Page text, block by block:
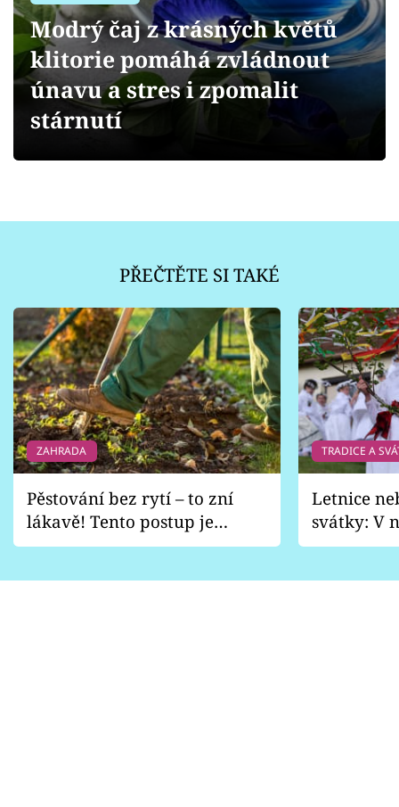
Přihlášení
Sledujte nás
Modrý čaj z krásných květů
klitorie pomáhá zvládnout
únavu a stres i zpomalit
stárnutí
PŘEČTĚTE SI TAKÉ
ZAHRADA
Pěstování bez rytí – to zní
lákavě! Tento postup je
vhodný jen pro některé
TRADICE A
Letnice
svátky: V
pondělí